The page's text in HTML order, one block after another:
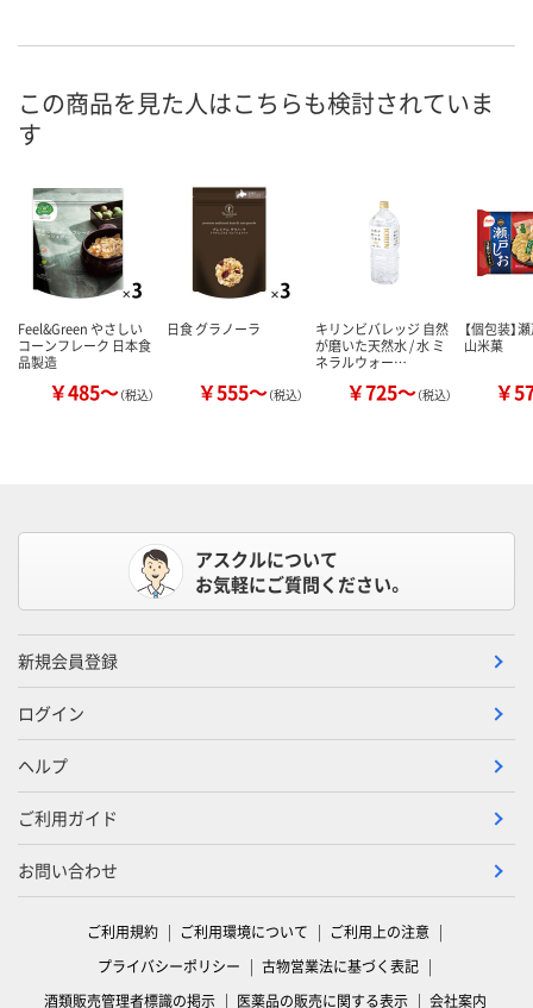
この商品を見た人はこちらも検討されていま
す
Feel&Green やさしい
コーンフレーク 日本食
品製造
￥485～（税込）
日食 グラノーラ
￥555～（税込）
キリンビバレッジ 自然
が磨いた天然水 / 水 ミ
ネラルウォー…
￥725～（税込）
【個包装】
山米菓
￥
アスクルについて
お気軽にご質問ください。
新規会員登録
ログイン
ヘルプ
ご利用ガイド
お問い合わせ
ご利用規約 ご利用環境について
ご利用上の注意
プライバシーポリシー
古物営業法に基づく表記
酒類販売管理者標識の掲示
医薬品の販売に関する表示 会社案内